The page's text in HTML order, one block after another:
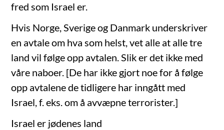
fred som Israel er.
Hvis Norge, Sverige og Danmark underskriver
en avtale om hva som helst, vet alle at alle tre
land vil følge opp avtalen. Slik er det ikke med
våre naboer. [De har ikke gjort noe for å følge
opp avtalene de tidligere har inngått med
Israel, f. eks. om å avvæpne terrorister.]
Israel er jødenes land